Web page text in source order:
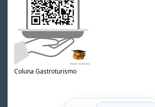
Coluna Gastroturismo